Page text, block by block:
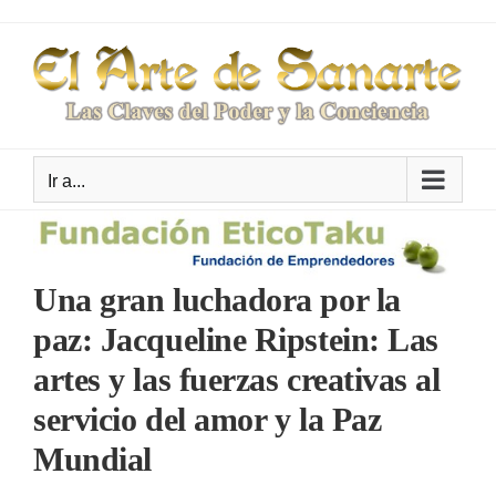
contenido
Ir a...
Una gran luchadora por la
paz: Jacqueline Ripstein: Las
artes y las fuerzas creativas al
servicio del amor y la Paz
Mundial